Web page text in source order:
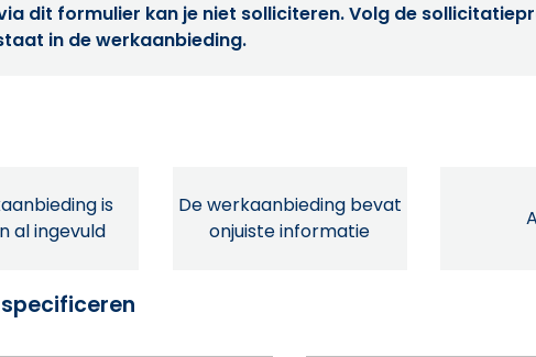
dit formulier kan je niet solliciteren. Volg de
in de werkaanbieding.
is
al ingevuld
De werkaanbieding bevat
onjuiste informatie